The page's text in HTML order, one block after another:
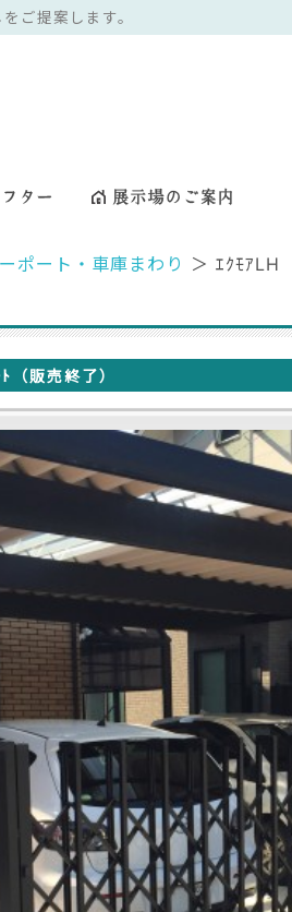
ご提案します。
ポート・車庫まわり ＞ ｴｸﾓｱLH
販売終了）